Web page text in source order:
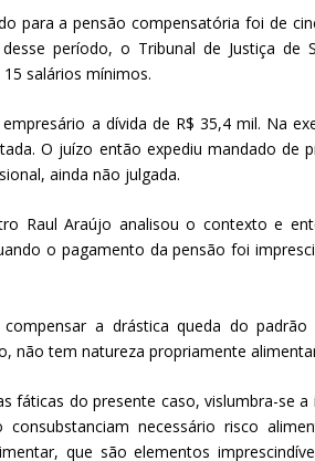
para a pensão compensatória foi de
período, o Tribunal de Justiça de
salários mínimos.
a dívida de R$ 35,4 mil. Na
O juízo então expediu mandado de
ainda não julgada.
Raul Araújo analisou o contexto e
o pagamento da pensão foi
a drástica queda do
não tem natureza propriamente
fáticas do presente caso, vislumbra-se
consubstanciam necessário risco
que são elementos